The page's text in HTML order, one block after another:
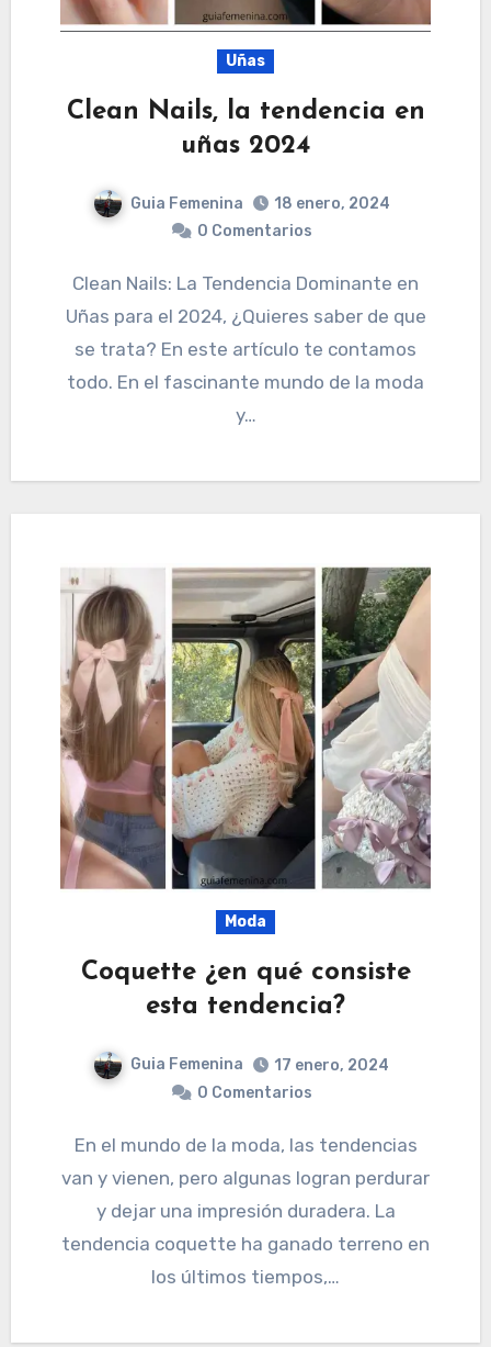
Uñas
Clean Nails, la tendencia en
uñas 2024
Guia Femenina
18 enero, 2024
0 Comentarios
Clean Nails: La Tendencia Dominante en
Uñas para el 2024, ¿Quieres saber de que
se trata? En este artículo te contamos
todo. En el fascinante mundo de la moda
y…
Moda
Coquette ¿en qué consiste
esta tendencia?
Guia Femenina
17 enero, 2024
0 Comentarios
En el mundo de la moda, las tendencias
van y vienen, pero algunas logran perdurar
y dejar una impresión duradera. La
tendencia coquette ha ganado terreno en
los últimos tiempos,…